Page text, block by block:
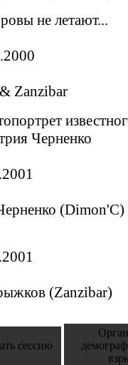
не летают...
Zanzibar
Черненко
(Dimon'C)
(Zanzibar)
сессию